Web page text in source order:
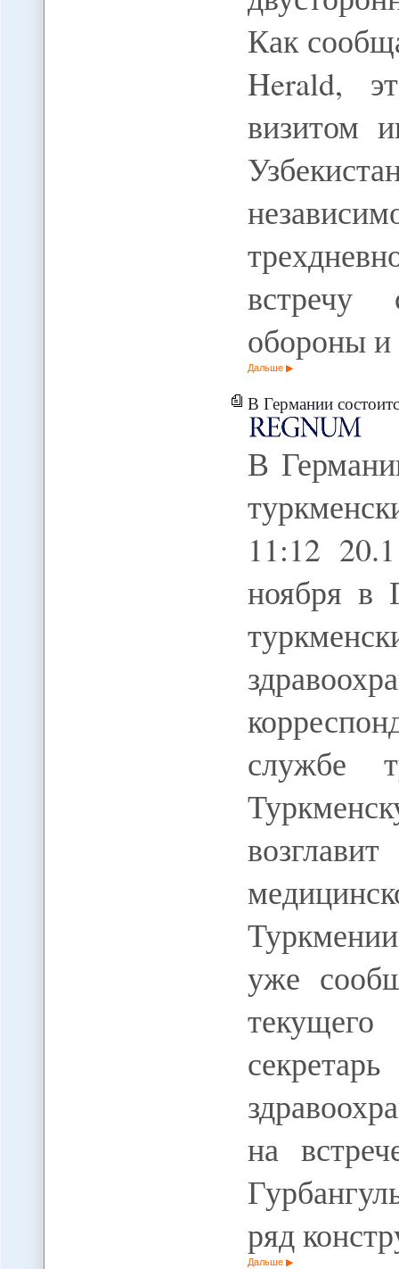
Как
Herald,
визитом
встречу
обороны
Дальше
В Германии состоится
В
11:12
ноября в
службе
уже
на
ряд
Дальше